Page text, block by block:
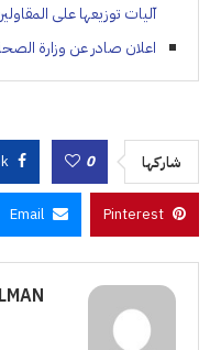
آليات توزيعها على
اعلان صادر عن وزارة
شاركها 0
Pinterest
Email